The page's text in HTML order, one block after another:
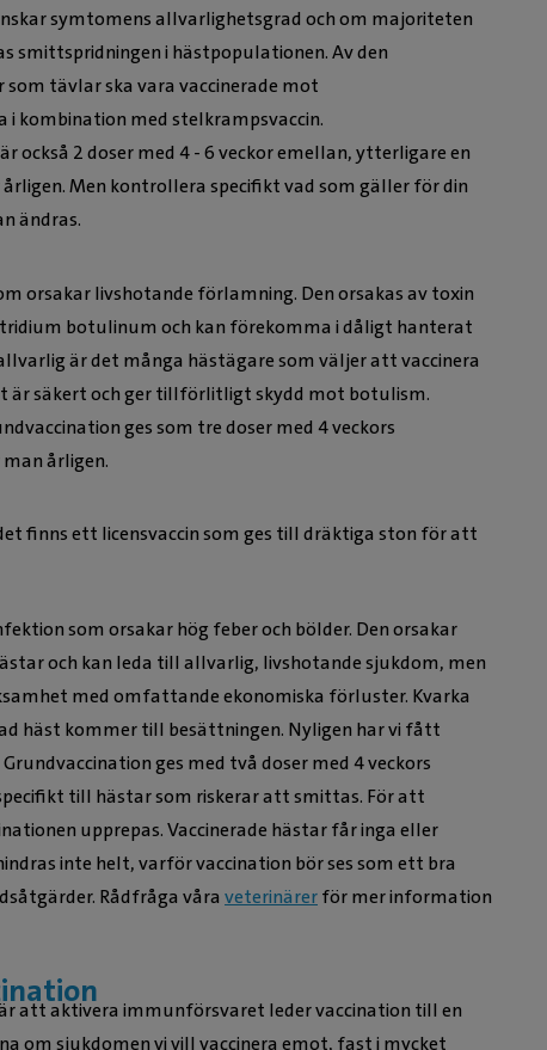
symtomens allvarlighetsgrad och om majoriteten
smittspridningen i hästpopulationen. Av den
tävlar ska vara vaccinerade mot
i kombination med stelkrampsvaccin.
också 2 doser med 4 - 6 veckor emellan, ytterligare en
Men kontrollera specifikt vad som gäller för din
ändras.
orsakar livshotande förlamning. Den orsakas av toxin
botulinum och kan förekomma i dåligt hanterat
är det många hästägare som väljer att vaccinera
är säkert och ger tillförlitligt skydd mot botulism.
ges som tre doser med 4 veckors
årligen.
finns ett licensvaccin som ges till dräktiga ston för att
som orsakar hög feber och bölder. Den orsakar
och kan leda till allvarlig, livshotande sjukdom, men
med omfattande ekonomiska förluster. Kvarka
häst kommer till besättningen. Nyligen har vi fått
ges med två doser med 4 veckors
till hästar som riskerar att smittas. För att
upprepas. Vaccinerade hästar får inga eller
inte helt, varför vaccination bör ses som ett bra
Rådfråga våra veterinärerför mer information
att aktivera immunförsvaret leder vaccination till en
om sjukdomen vi vill vaccinera emot, fast i mycket